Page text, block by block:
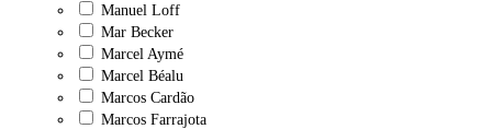
Manuel Loff
Mar Becker
Marcel Aymé
Marcel Béalu
Marcos Cardão
Marcos Farrajota